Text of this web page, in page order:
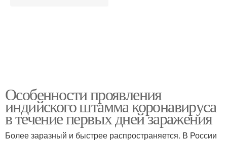
Особенности проявления
индийского штамма коронавируса
в течение первых дней заражения
Более заразный и быстрее распространяется. В России